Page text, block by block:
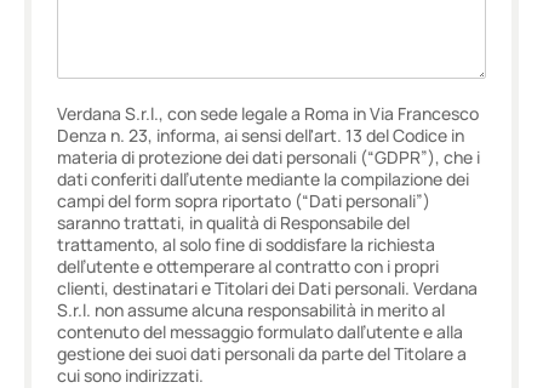
Verdana S.r.l., con sede legale a Roma in Via Francesco
Denza n. 23, informa, ai sensi dell'art. 13 del Codice in
materia di protezione dei dati personali (“GDPR”), che i
dati conferiti dall’utente mediante la compilazione dei
campi del form sopra riportato (“Dati personali”)
saranno trattati, in qualità di Responsabile del
trattamento, al solo fine di soddisfare la richiesta
dell’utente e ottemperare al contratto con i propri
clienti, destinatari e Titolari dei Dati personali. Verdana
S.r.l. non assume alcuna responsabilità in merito al
contenuto del messaggio formulato dall’utente e alla
gestione dei suoi dati personali da parte del Titolare a
cui sono indirizzati.